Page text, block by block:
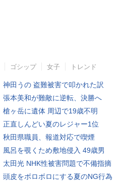
ゴシップ 女子 トレンド
神田うの 盗難被害で叩かれた訳
張本美和が難敵に逆転、決勝へ
槍ヶ岳に遺体 周辺で19歳不明
正直しんどい夏のレジャー1位
秋田県職員、報道対応で喫煙
風呂を覗くため敷地侵入 49歳男
太田光 NHK性被害問題で不備指摘
頭皮をボロボロにする夏のNG行為